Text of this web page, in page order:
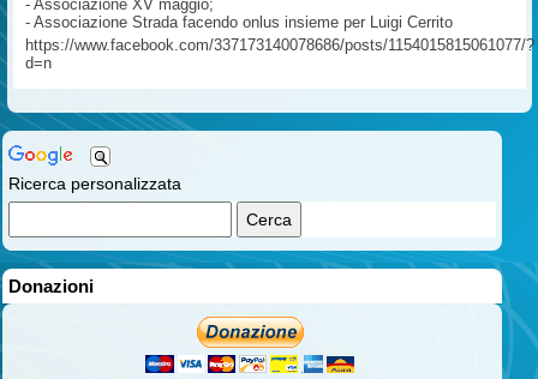
Ricerca personalizzata
Donazioni
- Associazione XV maggio;
- Associazione Strada facendo onlus insieme per Luigi Cerrito
https://www.facebook.com/337173140078686/posts/1154015815061077/?
d=n